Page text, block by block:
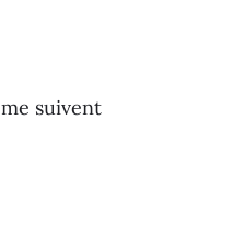
suivent